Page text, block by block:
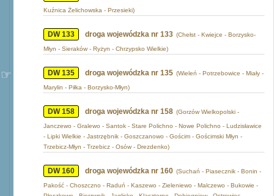
Kuźnica Żelichowska - Przesieki)
DW 133 droga wojewódzka nr 133 (Chełst - Kwiejce - Borzysko-
Młyn - Sieraków - Ryżyn - Chrzypsko Wielkie)
DW 135 droga wojewódzka nr 135 (Wieleń - Potrzebowice - Miały -
Marylin - Piłka - Borzysko-Młyn)
DW 158 droga wojewódzka nr 158 (Gorzów Wielkopolski -
Janczewo - Gralewo - Santok - Stare Polichno - Nowe Polichno - Ludzisławice
- Lipki Wielkie - Jastrzębnik - Goszczanowo - Gościm - Gościmski Młyn -
Trzebicz-Młyn - Trzebicz - Osów - Drezdenko)
DW 160 droga wojewódzka nr 160 (Suchań - Piasecznik - Bonin -
Pakość - Choszczno - Raduń - Kaszewo - Zieleniewo - Malczewo - Bukowie -